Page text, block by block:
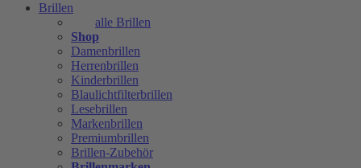
Brillen
alle Brillen
Shop
Damenbrillen
Herrenbrillen
Kinderbrillen
Blaulichtfilterbrillen
Lesebrillen
Markenbrillen
Premiumbrillen
Brillen-Zubehör